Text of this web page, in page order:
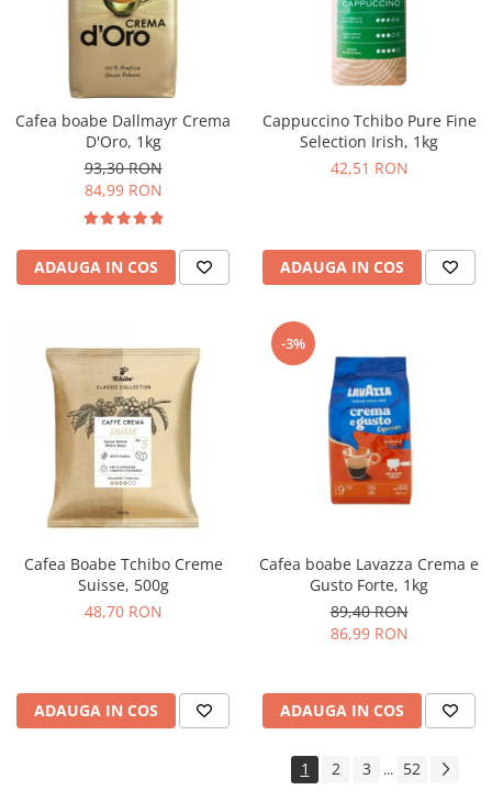
Cafea boabe Dallmayr Crema
D'Oro, 1kg
93,30 RON
84,99 RON
ADAUGA IN COS
Cappuccino Tchibo Pure Fine
Selection Irish, 1kg
42,51 RON
ADAUGA IN COS
Cafea Boabe Tchibo Creme
Suisse, 500g
48,70 RON
ADAUGA IN COS
-3%
Cafea boabe Lavazza Crema e
Gusto Forte, 1kg
89,40 RON
86,99 RON
ADAUGA IN COS
1 2 3 ... 52